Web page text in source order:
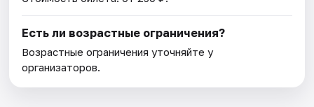
Есть ли возрастные ограничения?
Возрастные ограничения уточняйте у
организаторов.